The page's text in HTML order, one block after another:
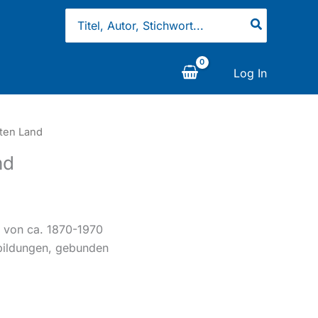
for:
Log In
Land
ca. 1870-1970
gebunden